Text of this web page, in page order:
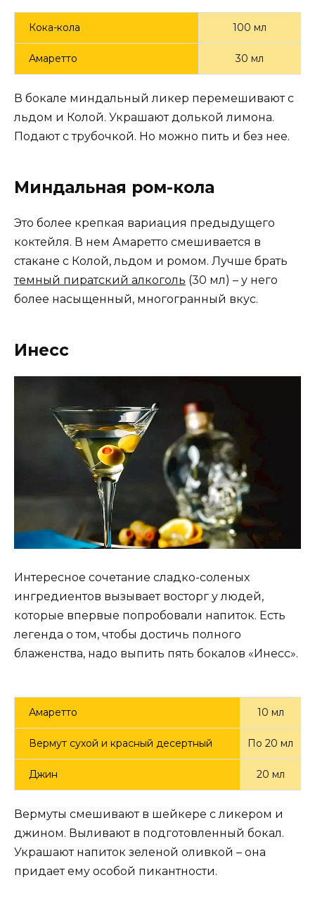
Кока-кола 100 мл
Амаретто 30 мл
В бокале миндальный ликер перемешивают с
льдом и Колой. Украшают долькой лимона.
Подают с трубочкой. Но можно пить и без нее.
Миндальная ром-кола
Это более крепкая вариация предыдущего
коктейля. В нем Амаретто смешивается в
стакане с Колой, льдом и ромом. Лучше брать
темный пиратский алкоголь (30 мл) – у него
более насыщенный, многогранный вкус.
Инесс
Интересное сочетание сладко-соленых
ингредиентов вызывает восторг у людей,
которые впервые попробовали напиток. Есть
легенда о том, чтобы достичь полного
блаженства, надо выпить пять бокалов «Инесс».
Амаретто 10 мл
Вермут сухой и красный десертный По 20 мл
Джин 20 мл
Вермуты смешивают в шейкере с ликером и
джином. Выливают в подготовленный бокал.
Украшают напиток зеленой оливкой – она
придает ему особой пикантности.